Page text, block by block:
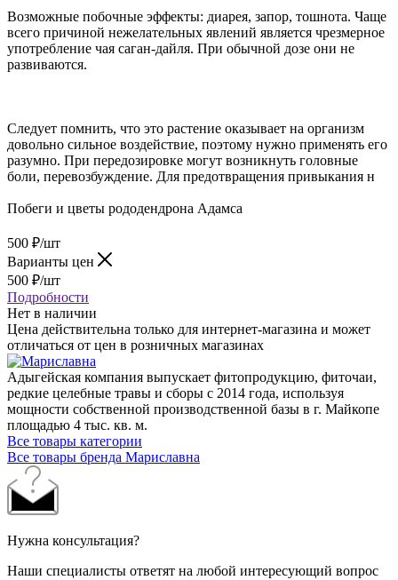
Возможные побочные эффекты: диарея, запор, тошнота. Чаще
всего причиной нежелательных явлений является чрезмерное
употребление чая саган-дайля. При обычной дозе они не
развиваются.
Следует помнить, что это растение оказывает на организм
довольно сильное воздействие, поэтому нужно применять его
разумно. При передозировке могут возникнуть головные
боли, перевозбуждение. Для предотвращения привыкания н
Побеги и цветы рододендрона Адамса
500 ₽/шт
Варианты цен
500 ₽/шт
Подробности
Нет в наличии
Цена действительна только для интернет-магазина и может
отличаться от цен в розничных магазинах
Адыгейская компания выпускает фитопродукцию, фиточаи,
редкие целебные травы и сборы с 2014 года, используя
мощности собственной производственной базы в г. Майкопе
площадью 4 тыс. кв. м.
Все товары категории
Все товары бренда Мариславна
Нужна консультация?
Наши специалисты ответят на любой интересующий вопрос